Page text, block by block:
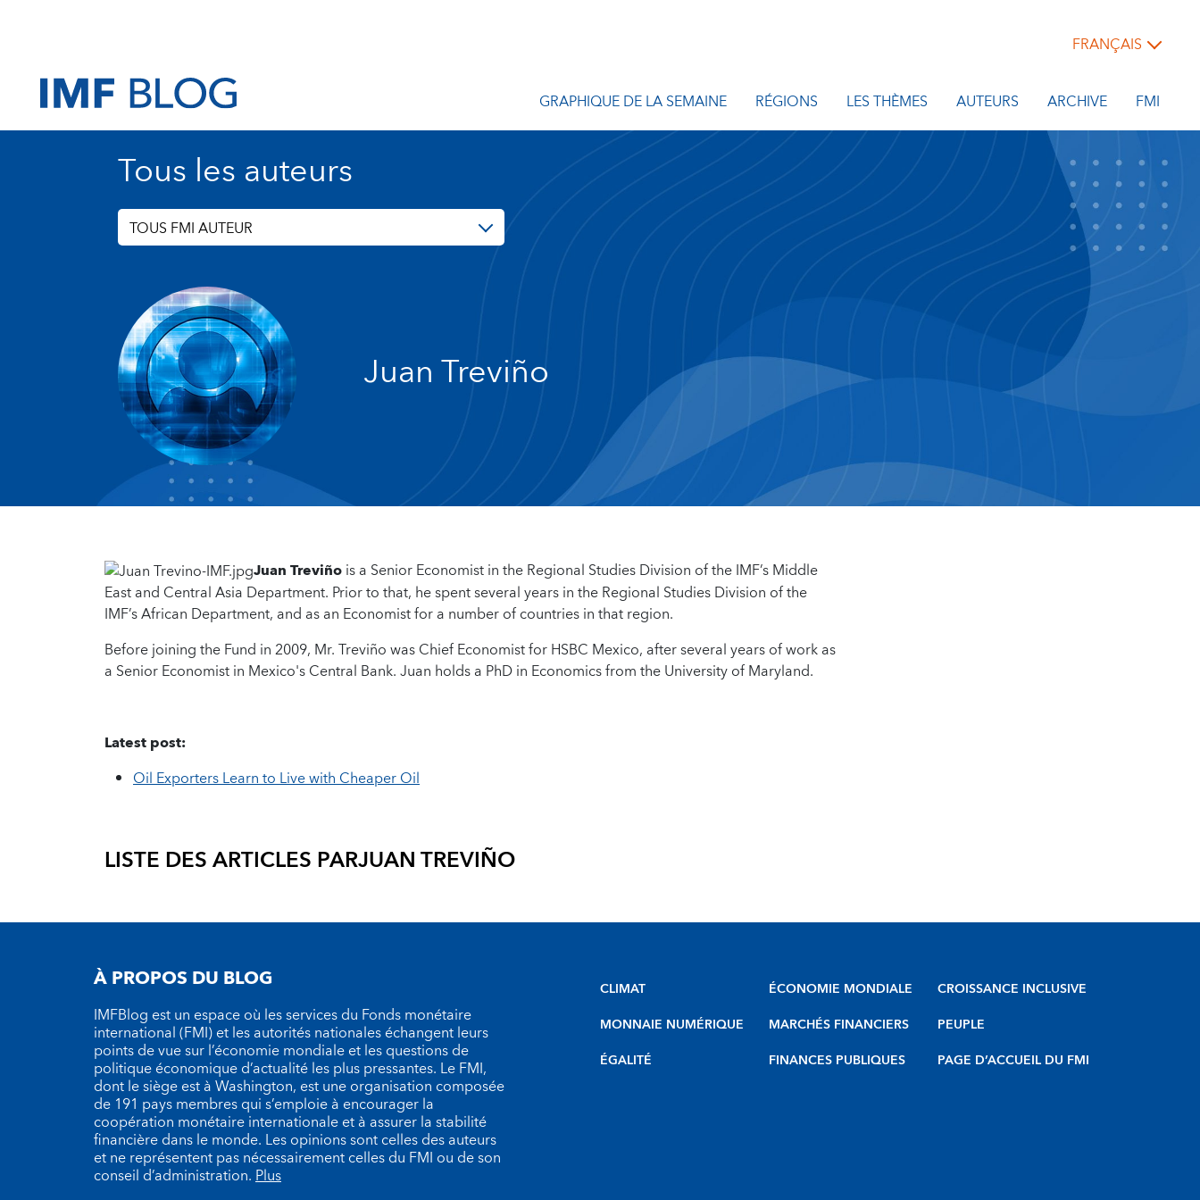
FRANÇAIS
GRAPHIQUE DE LA SEMAINE RÉGIONS LES THÈMES AUTEURS ARCHIVE FMI
Tous les auteurs
TOUS FMI AUTEUR
Juan Treviño
Juan Treviñois a Senior Economist in the Regional Studies Division of the IMF’s Middle
East and Central Asia Department. Prior to that, he spent several years in the Regional Studies Division of the
IMF’s African Department, and as an Economist for a number of countries in that region.
Before joining the Fund in 2009, Mr. Treviño was Chief Economist for HSBC Mexico, after several years of work as
a Senior Economist in Mexico's Central Bank. Juan holds a PhD in Economics from the University of Maryland.
Latest post:
Oil Exporters Learn to Live with Cheaper Oil
LISTE DES ARTICLES PARJUAN TREVIÑO
À PROPOS DU BLOG
IMFBlog est un espace où les services du Fonds monétaire
international (FMI) et les autorités nationales échangent leurs
points de vue sur l’économie mondiale et les questions de
politique économique d’actualité les plus pressantes. Le FMI,
dont le siège est à Washington, est une organisation composée
de 191 pays membres qui s’emploie à encourager la
coopération monétaire internationale et à assurer la stabilité
financière dans le monde. Les opinions sont celles des auteurs
et ne représentent pas nécessairement celles du FMI ou de son
conseil d’administration.Plus
CLIMAT
MONNAIE NUMÉRIQUE
ÉGALITÉ
ÉCONOMIE MONDIALE
MARCHÉS FINANCIERS
FINANCES PUBLIQUES
CROISSANCE INCLUSIVE
PEUPLE
PAGE D’ACCUEIL DU FMI